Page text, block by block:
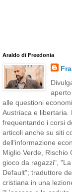
Araldo di Freedonia
alle questioni
Austriaca e libertaria.
frequentando i corsi
articoli anche su siti
dell'informazione
Miglio Verde, Rischio
gioco da ragazzi",
Default"; traduttore
cristiana in una